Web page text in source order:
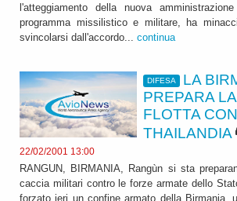
l'atteggiamento della nuova
programma missilistico e militare, ha
svincolarsi dall'accordo... continua
DIFESA
LA
PREPARA
FLOTTA
THAILANDIA
22/02/2001 13:00
RANGUN, BIRMANIA, Rangùn si sta
caccia militari contro le forze armate dello
forzato ieri un confine armato della Birmania,